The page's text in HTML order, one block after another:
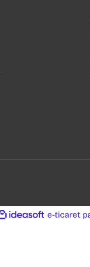
ideasoft